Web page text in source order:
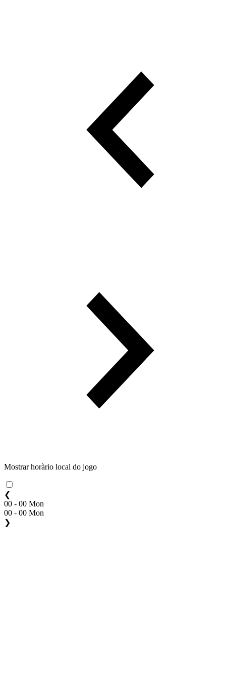
Mostrar horàrio local do jogo
❮
00 - 00 Mon
00 - 00 Mon
❯